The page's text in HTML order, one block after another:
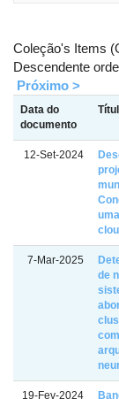
Coleção's Items
Descendente
Próximo >
Data do
documento
12-Set-2024
7-Mar-2025
de
19-Fev-2024